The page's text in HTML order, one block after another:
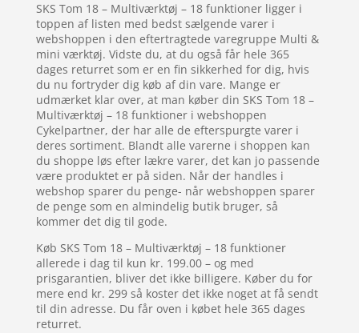
SKS Tom 18 – Multiværktøj – 18 funktioner ligger i
toppen af listen med bedst sælgende varer i
webshoppen i den eftertragtede varegruppe Multi &
mini værktøj. Vidste du, at du også får hele 365
dages returret som er en fin sikkerhed for dig, hvis
du nu fortryder dig køb af din vare. Mange er
udmærket klar over, at man køber din SKS Tom 18 –
Multiværktøj – 18 funktioner i webshoppen
Cykelpartner, der har alle de efterspurgte varer i
deres sortiment. Blandt alle varerne i shoppen kan
du shoppe løs efter lækre varer, det kan jo passende
være produktet er på siden. Når der handles i
webshop sparer du penge- når webshoppen sparer
de penge som en almindelig butik bruger, så
kommer det dig til gode.
Køb SKS Tom 18 – Multiværktøj – 18 funktioner
allerede i dag til kun kr. 199.00 – og med
prisgarantien, bliver det ikke billigere. Køber du for
mere end kr. 299 så koster det ikke noget at få sendt
til din adresse. Du får oven i købet hele 365 dages
returret.